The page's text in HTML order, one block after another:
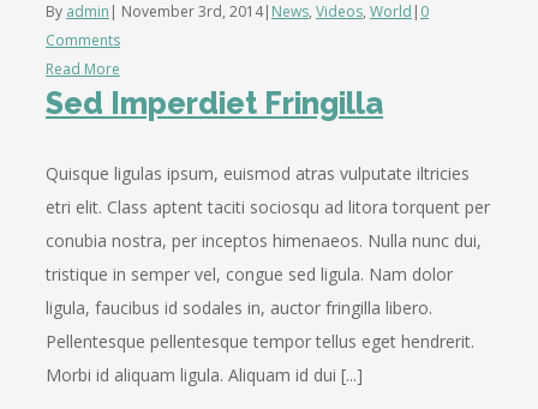
By admin | November 3rd, 2014| News, Videos, World | 0
Comments
Read More
Sed Imperdiet Fringilla
Quisque ligulas ipsum, euismod atras vulputate iltricies
etri elit. Class aptent taciti sociosqu ad litora torquent per
conubia nostra, per inceptos himenaeos. Nulla nunc dui,
tristique in semper vel, congue sed ligula. Nam dolor
ligula, faucibus id sodales in, auctor fringilla libero.
Pellentesque pellentesque tempor tellus eget hendrerit.
Morbi id aliquam ligula. Aliquam id dui [...]